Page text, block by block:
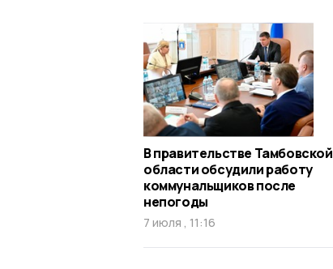
В правительстве Тамбовской
области обсудили работу
коммунальщиков после
непогоды
7 июля , 11:16